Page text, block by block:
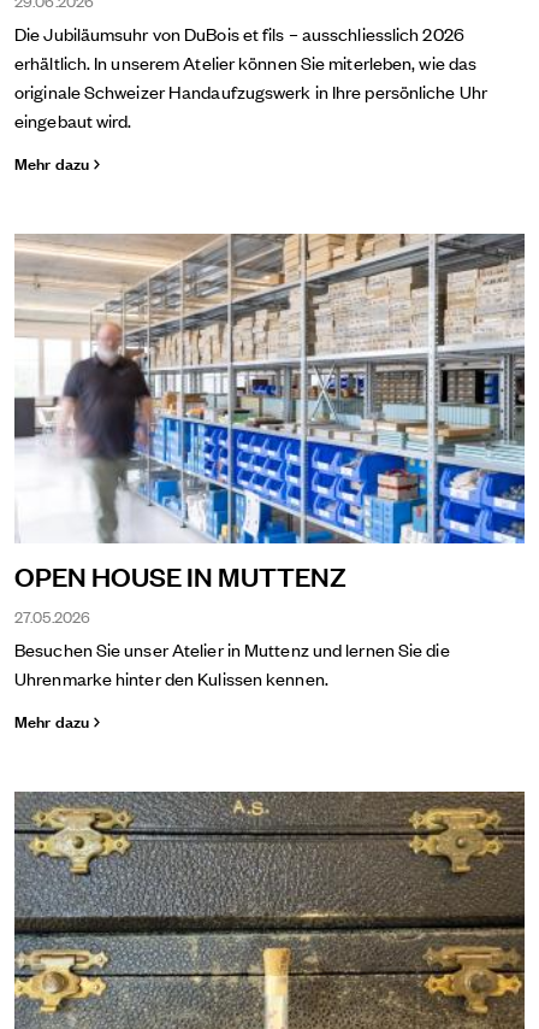
Die Jubiläumsuhr von DuBois et fils – ausschliesslich 2026
erhältlich. In unserem Atelier können Sie miterleben, wie das
originale Schweizer Handaufzugswerk in Ihre persönliche Uhr
eingebaut wird.
Mehr dazu
OPEN HOUSE IN MUTTENZ
27.05.2026
Besuchen Sie unser Atelier in Muttenz und lernen Sie die
Uhrenmarke hinter den Kulissen kennen.
Mehr dazu